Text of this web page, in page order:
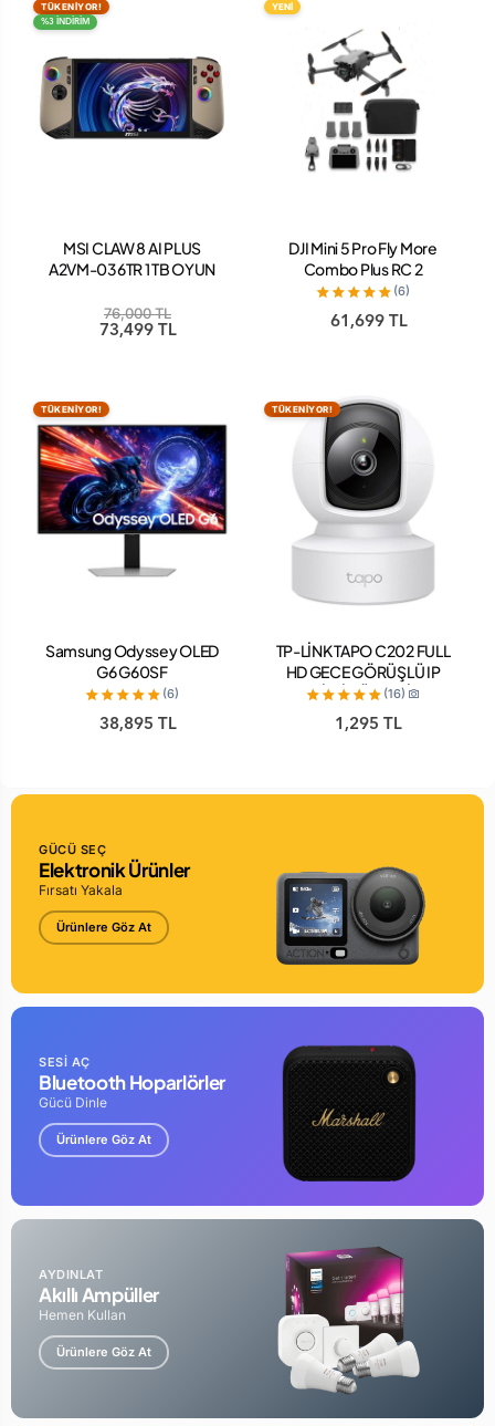
TÜKENİYOR!
%3 İNDİRİM
MSI CLAW 8 AI PLUS
A2VM-036TR 1 TB OYUN
76,000 TL
73,499 TL
YENİ
DJI Mini 5 Pro Fly More
Combo Plus RC 2
Kumandalı Drone
(6)
61,699 TL
TÜKENİYOR!
Samsung Odyssey OLED
G6 G60SF
LS27FG602SUXUF 27"
0.03 ms 2K Pivot 500 Hz
Oyuncu Monitörü
(6)
38,895 TL
TÜKENİYOR!
TP-LİNK TAPO C202 FULL
HD GECE GÖRÜŞLÜ IP
Wİ-Fİ GÜVENLİK
KAMERASI
(16)
1,295 TL
GÜCÜ SEÇ
Elektronik Ürünler
Fırsatı Yakala
Ürünlere Göz At
SESİ AÇ
Bluetooth Hoparlörler
Gücü Dinle
Ürünlere Göz At
AYDINLAT
Akıllı Ampüller
Hemen Kullan
Ürünlere Göz At